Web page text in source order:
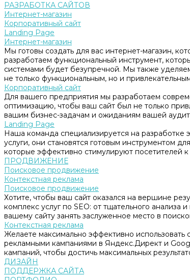
РАЗРАБОТКА САЙТОВ
Интернет-магазин
Корпоративный сайт
Landing Page
Интернет-магазин
Мы готовы создать для вас интернет-магазин,
разработаем функциональный инструмент,
системами будет безупречной. Мы также
не только функциональным, но и
Корпоративный сайт
Для вашего предприятия мы разработаем
оптимизацию, чтобы ваш сайт был не только
вашим бизнес-задачам и ожиданиям вашей
Landing Page
Наша команда специализируется на разработке
услуги, они становятся готовым инструментом
которые эффективно стимулируют
ПРОДВИЖЕНИЕ
Поисковое продвижение
Контекстная реклама
Поисковое продвижение
Хотите, чтобы ваш сайт оказался на вершине
комплекс услуг по SEO: от тщательного
вашему сайту занять заслуженное место в
Контекстная реклама
Желаете максимально эффективно
рекламными кампаниями в Яндекс.Директ и
кампаний, чтобы достичь максимальных
ДИЗАЙН
ПОДДЕРЖКА САЙТА